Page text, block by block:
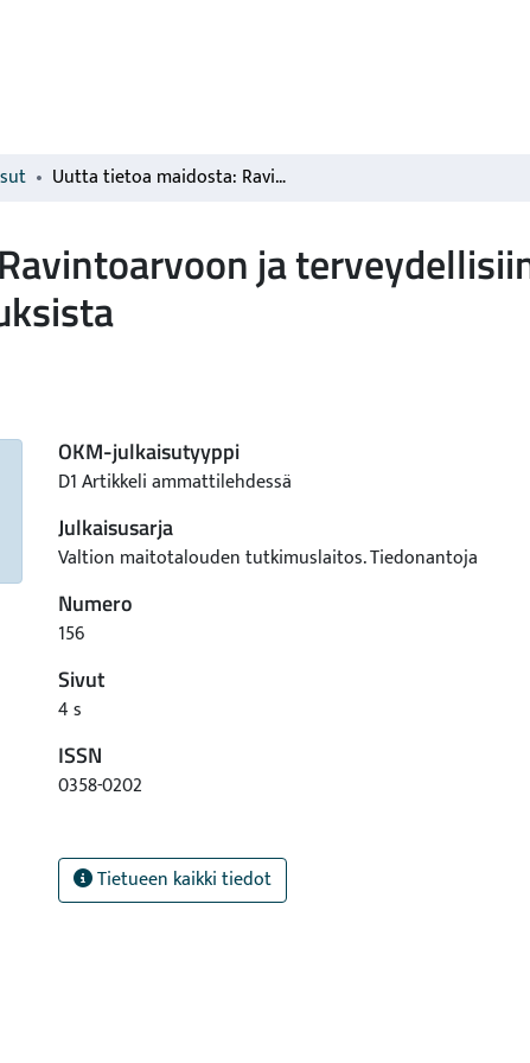
Uutta tietoa maidosta: Ravintoarvoon ja terveydellisiin vaikutuksiin liittyvistä ajankohtaisista tutkimuksista
ja
OKM-julkaisutyyppi
D1 Artikkeli ammattilehdessä
Julkaisusarja
Valtion maitotalouden tutkimuslaitos. Tiedonantoja
Numero
156
Sivut
4 s
ISSN
0358-0202
Tietueen kaikki tiedot